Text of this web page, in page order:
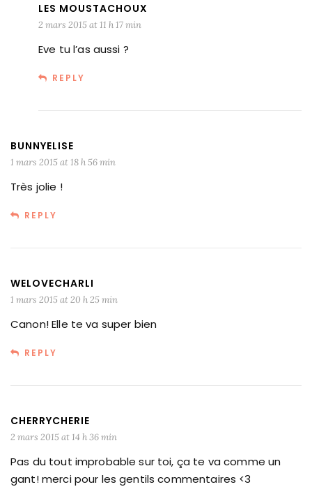
LES MOUSTACHOUX
2 mars 2015 at 11 h 17 min
Eve tu l’as aussi ?
REPLY
BUNNYELISE
1 mars 2015 at 18 h 56 min
Très jolie !
REPLY
WELOVECHARLI
1 mars 2015 at 20 h 25 min
Canon! Elle te va super bien
REPLY
CHERRYCHERIE
2 mars 2015 at 14 h 36 min
Pas du tout improbable sur toi, ça te va comme un
gant! merci pour les gentils commentaires <3